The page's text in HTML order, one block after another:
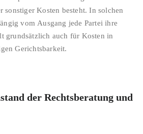
sonstiger Kosten besteht. In solchen
vom Ausgang jede Partei ihre
grundsätzlich auch für Kosten in
Gerichtsbarkeit.
Rechtsberatung und